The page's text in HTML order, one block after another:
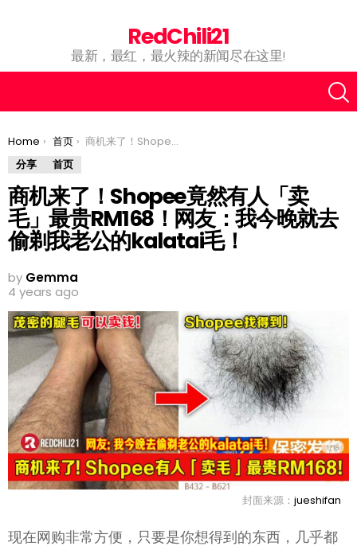
RedChili21
最新，最红，最火辣的新闻尽在这里!
You are here:
Home 首页
商机来了！Shopee竟然有人「卖毛」最贵RM168！网友：我今晚就去偷剃我老公的kalatai毛！
分享
首页
商机来了！Shopee竟然有人「卖
毛」最贵RM168！网友：我今晚就去
偷剃我老公的kalatai毛！
by Gemma
4 years ago
封面来源： jueshifan
现在网购非常方便，只要是你想得到的东西，几乎都